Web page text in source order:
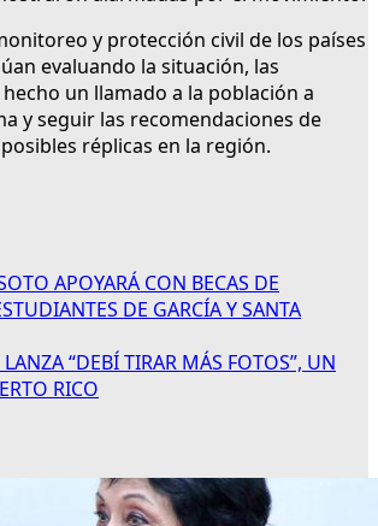
y protección civil de los países
evaluando la situación, las
un llamado a la población a
y seguir las recomendaciones de
réplicas en la región.
APOYARÁ CON BECAS DE
DE GARCÍA Y SANTA
“DEBÍ TIRAR MÁS FOTOS”, UN
RICO